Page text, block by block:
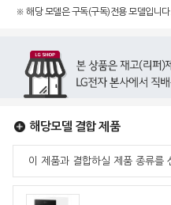
※ 해당 모델은 구독(구독)전용 모델입니다.
해당모델 결합 제품